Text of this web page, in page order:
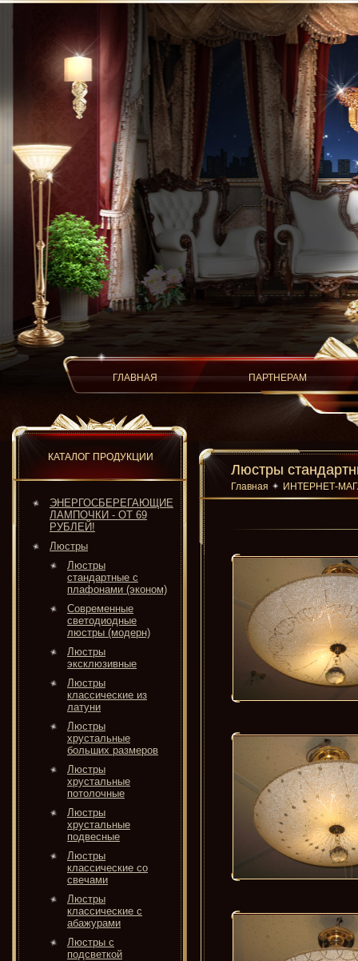
ГЛАВНАЯ ПАРТНЕРАМ
КАТАЛОГ ПРОДУКЦИИ
ЭНЕРГОСБЕРЕГАЮЩИЕ
ЛАМПОЧКИ - ОТ 69
РУБЛЕЙ!
Люстры
Люстры
стандартные с
плафонами (эконом)
Современные
светодиодные
люстры (модерн)
Люстры
эксклюзивные
Люстры
классические из
латуни
Люстры
хрустальные
больших размеров
Люстры
хрустальные
потолочные
Люстры
хрустальные
подвесные
Люстры
классические со
свечами
Люстры
классические с
абажурами
Люстры с
подсветкой
Люстры
Главная ИНТЕРНЕТ-